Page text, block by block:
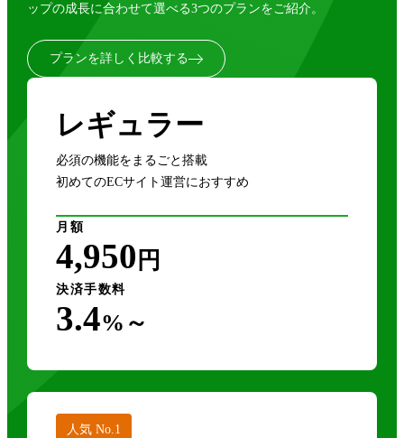
ップの成長に合わせて選べる3つのプランをご紹介。
プランを詳しく比較する
レギュラー
必須の機能をまるごと搭載
初めてのECサイト運営におすすめ
月額
4,950 円
決済手数料
3.4%～
人気 No.1